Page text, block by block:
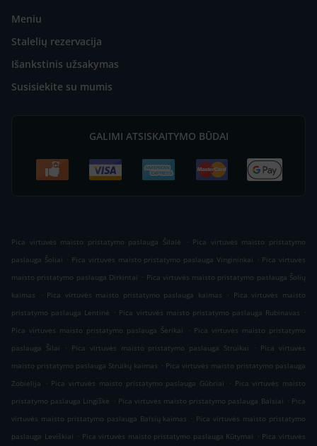
Meniu
Stalelių rezervacija
Išankstinis užsakymas
Susisiekite su mumis
GALIMI ATSISKAITYMO BŪDAI
Pica virtuvės maisto pristatymo paslauga Šilalė . Pica virtuvės maisto pristatymo
paslauga Šoliai . Pica virtuvės maisto pristatymo paslauga Vingininkai . Pica virtuvės
maisto pristatymo paslauga Dirkintai . Pica virtuvės maisto pristatymo paslauga Šolių
kaimas
. Pica virtuvės maisto pristatymo paslauga kaimas . Pica virtuvės maisto
pristatymo paslauga Lentinė . Pica virtuvės maisto pristatymo paslauga Rubinavas .
Pica virtuvės maisto pristatymo paslauga Šėrikai
. Pica virtuvės maisto pristatymo
paslauga Šilai
. Pica virtuvės maisto pristatymo paslauga Struikai . Pica virtuvės
maisto pristatymo paslauga Struikų kaimas . Pica virtuvės maisto pristatymo paslauga
Zobielija
. Pica virtuvės maisto pristatymo paslauga Gūbriai . Pica virtuvės maisto
pristatymo paslauga Lingiškė . Pica virtuvės maisto pristatymo paslauga Balsiai . Pica
virtuvės maisto pristatymo paslauga Balsių kaimas . Pica virtuvės maisto pristatymo
paslauga Leviškiai . Pica virtuvės maisto pristatymo paslauga Kūtymai . Pica virtuvės